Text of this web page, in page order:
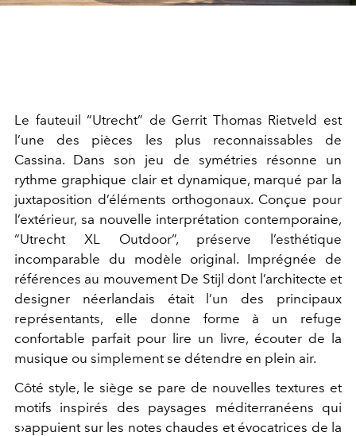
Le fauteuil “Utrecht” de Gerrit Thomas Rietveld est
l’une des pièces les plus reconnaissables de
Cassina. Dans son jeu de symétries résonne un
rythme graphique clair et dynamique, marqué par la
juxtaposition d’éléments orthogonaux. Conçue pour
l’extérieur, sa nouvelle interprétation contemporaine,
“Utrecht XL Outdoor”, préserve l’esthétique
incomparable du modèle original. Imprégnée de
références au mouvement De Stijl dont l’architecte et
designer néerlandais était l’un des principaux
représentants, elle donne forme à un refuge
confortable parfait pour lire un livre, écouter de la
musique ou simplement se détendre en plein air.
Côté style, le siège se pare de nouvelles textures et
motifs inspirés des paysages méditerranéens qui
s›appuient sur les notes chaudes et évocatrices de la